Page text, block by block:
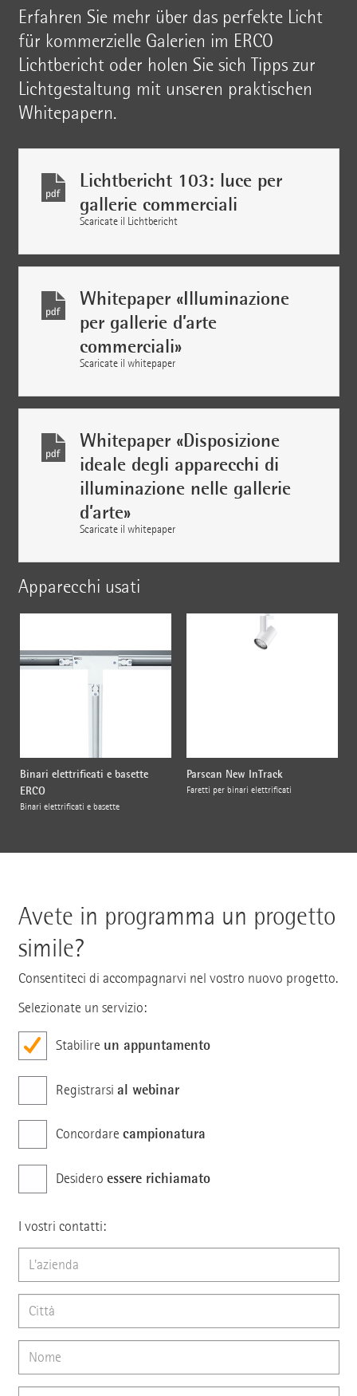
Erfahren Sie mehr über das perfekte Licht
für kommerzielle Galerien im ERCO
Lichtbericht oder holen Sie sich Tipps zur
Lichtgestaltung mit unseren praktischen
Whitepapern.
Lichtbericht 103: luce per
gallerie commerciali
Scaricate il Lichtbericht
Whitepaper «Illuminazione
per gallerie d’arte
commerciali»
Scaricate il whitepaper
Whitepaper «Disposizione
ideale degli apparecchi di
illuminazione nelle gallerie
d’arte»
Scaricate il whitepaper
Apparecchi usati
Binari elettrificati e basette
ERCO
Binari elettrificati e basette
Parscan New InTrack
Faretti per binari elettrificati
Avete in programma un progetto
simile?
Consentiteci di accompagnarvi nel vostro nuovo progetto.
Selezionate un servizio:
Stabilire un appuntamento
Registrarsi al webinar
Concordare campionatura
Desidero essere richiamato
I vostri contatti: